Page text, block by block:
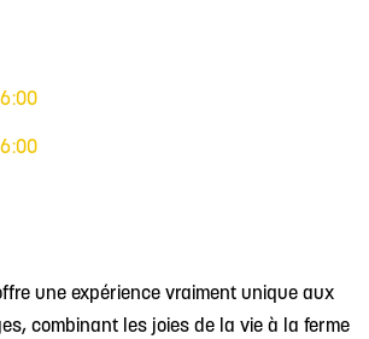
une expérience vraiment unique aux
combinant les joies de la vie à la ferme